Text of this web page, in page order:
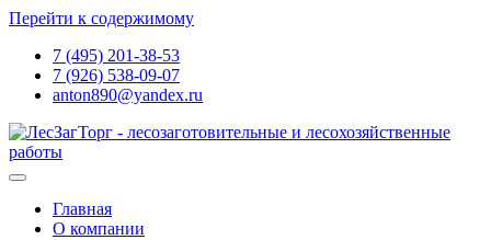
Перейти к содержимому
7 (495) 201-38-53
7 (926) 538-09-07
anton890@yandex.ru
Главная
О компании